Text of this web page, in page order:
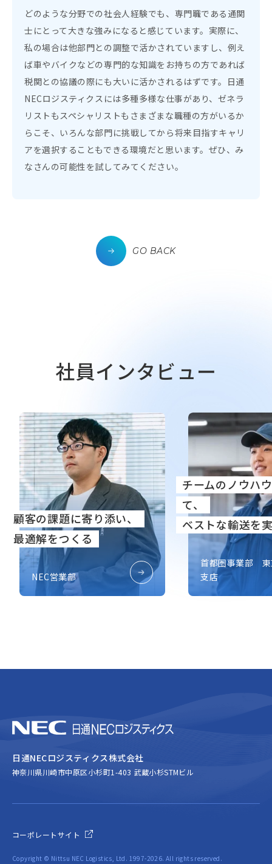
どのような分野での社会人経験でも、専門職である通関
士にとって大きな強みになると感じています。実際に、
私の場合は他部門との調整で活かされていますし、例え
ば車やバイクなどの専門的な知識をお持ちの方であれば
税関との協議の際にも大いに活かされるはずです。日通
NECロジスティクスには多種多様な仕事があり、ゼネラ
リストもスペシャリストもさまざまな職種の方がいるか
らこそ、いろんな部門に挑戦してから将来目指すキャリ
アを選択することもできる環境だと思います。ぜひ、み
なさんの可能性を試してみてください。
GO BACK
社員インタビュー
、
チームのノウハウを集結し
て、
ベストな輸送を実現する仕事
首都圏事業部 東東京
ワーク
一緒に
第一
日通NECロジスティクス株式会社
神奈川県川崎市中原区小杉町1-403 武蔵小杉STMビル
Copyright © Nittsu NEC Logistics, Ltd. 1997-2026. All rights reserved.
コーポレートサイト